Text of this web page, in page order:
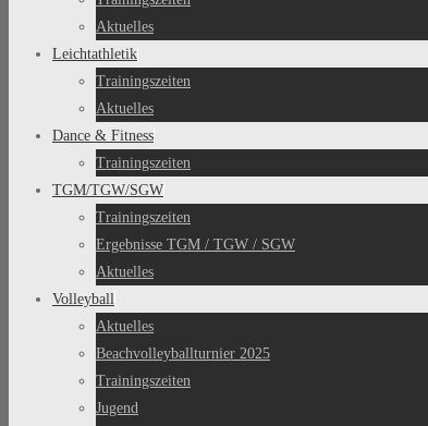
Aktuelles
Leichtathletik
Trainingszeiten
Aktuelles
Dance & Fitness
Trainingszeiten
TGM/TGW/SGW
Trainingszeiten
Ergebnisse TGM / TGW / SGW
Aktuelles
Volleyball
Aktuelles
Beachvolleyballturnier 2025
Trainingszeiten
Jugend